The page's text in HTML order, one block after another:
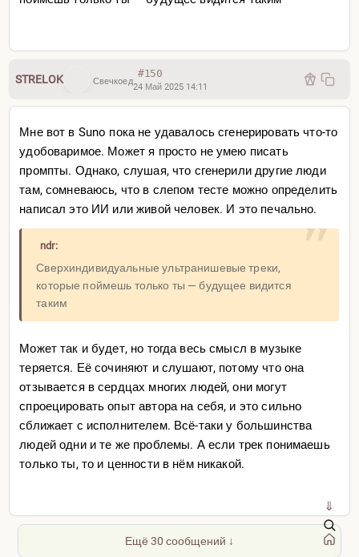
Возможно его загнали в угол и он использует
отсавшийся в его арсенале амплуа сумасшедшего.
Плохой маркетинг — тоже маркетинг.
Если всё же у него действительно расстройство, то
я, по чистой случайности, знаю, что оно из себя
представляет. В момент человек может возомнить
себя всемогущим.
perfomansy/
Всё пошло наперекосяк после развода. Ну и
STRELOK Свечкоед
#150
24 Май 2025 14:11
Мне вот в Suno пока не удавалось сгенерировать что-то
удобоваримое. Может я просто не умею писать
промпты. Однако, слушая, что сгенерили другие люди
там, сомневаюсь, что в слепом тесте можно определить
написал это ИИ или живой человек. И это печально.
ndr:
Сверхиндивидуальные ультранишевые треки,
которые поймешь только ты — будущее видится
таким
Может так и будет, но тогда весь смысл в музыке
теряется. Её сочиняют и слушают, потому что она
отзывается в сердцах многих людей, они могут
спроецировать опыт автора на себя, и это сильно
сближает с исполнителем. Всё-таки у большинства
людей одни и те же проблемы. А если трек понимаешь
только ты, то и ценности в нём никакой.
Ещё 30 сообщений ↓
⇓